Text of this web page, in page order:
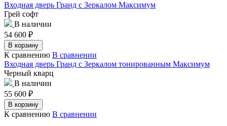
Входная дверь Гранд с Зеркалом Максимум
Грей софт
В наличии
54 600 ₽
В корзину
К сравнению В сравнении
Входная дверь Гранд с Зеркалом тонированным Максимум
Черный кварц
В наличии
55 600 ₽
В корзину
К сравнению В сравнении